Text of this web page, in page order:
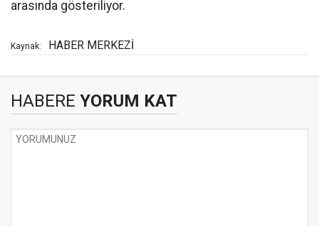
arasında gösteriliyor.
Kaynak: HABER MERKEZİ
HABERE YORUM KAT